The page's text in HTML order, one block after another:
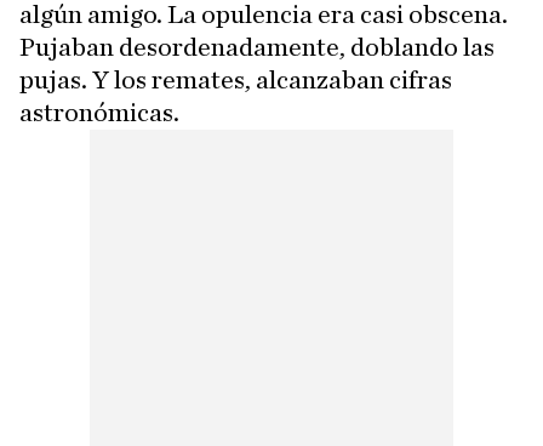
algún amigo. La opulencia era casi obscena.
Pujaban desordenadamente, doblando las
pujas. Y los remates, alcanzaban cifras
astronómicas.